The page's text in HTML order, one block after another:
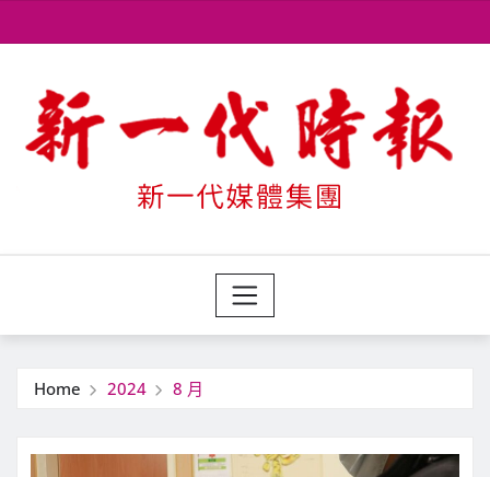
to
Home 2024 8 月